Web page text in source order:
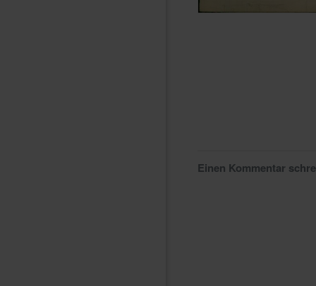
Einen Kommentar